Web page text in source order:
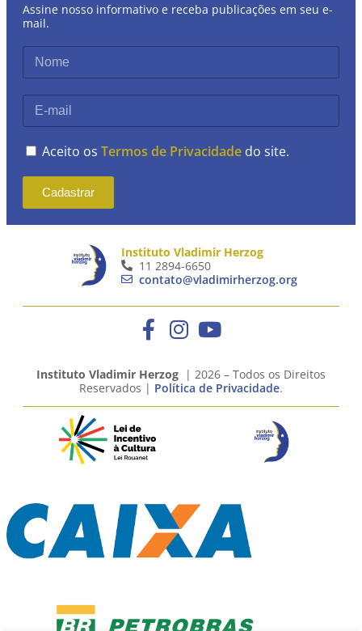
Assine nosso informativo e receba publicações em seu e-
mail.
Aceito os Termos de Privacidade do site.
Cadastrar
Instituto Vladimir Herzog
11 2894-6650
contato@vladimirherzog.org
Instituto Vladimir Herzog | 2026 – Todos os Direitos
Reservados | Política de Privacidade.